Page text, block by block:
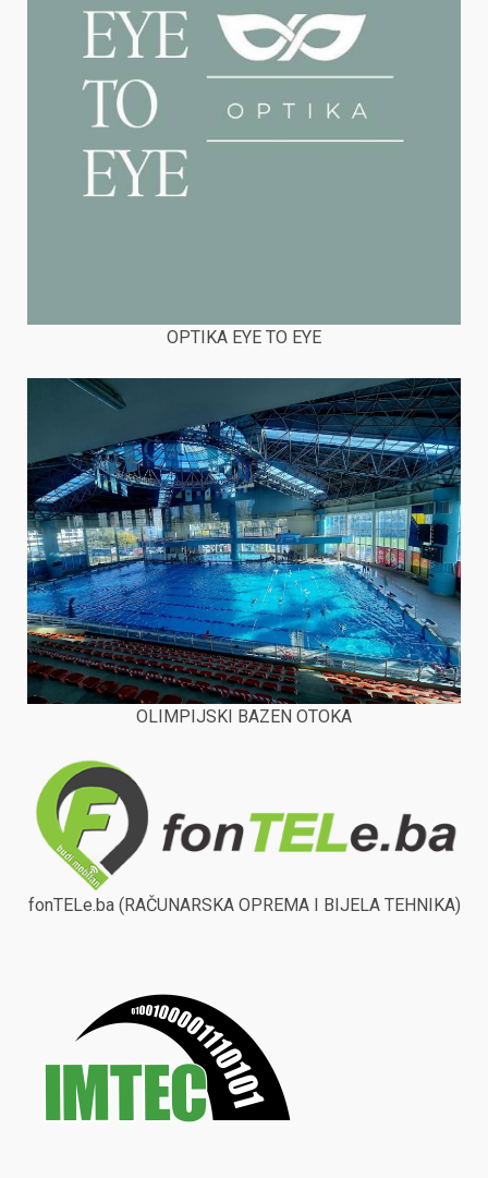
OPTIKA EYE TO EYE
OLIMPIJSKI BAZEN OTOKA
fonTELe.ba (RAČUNARSKA OPREMA I BIJELA TEHNIKA)